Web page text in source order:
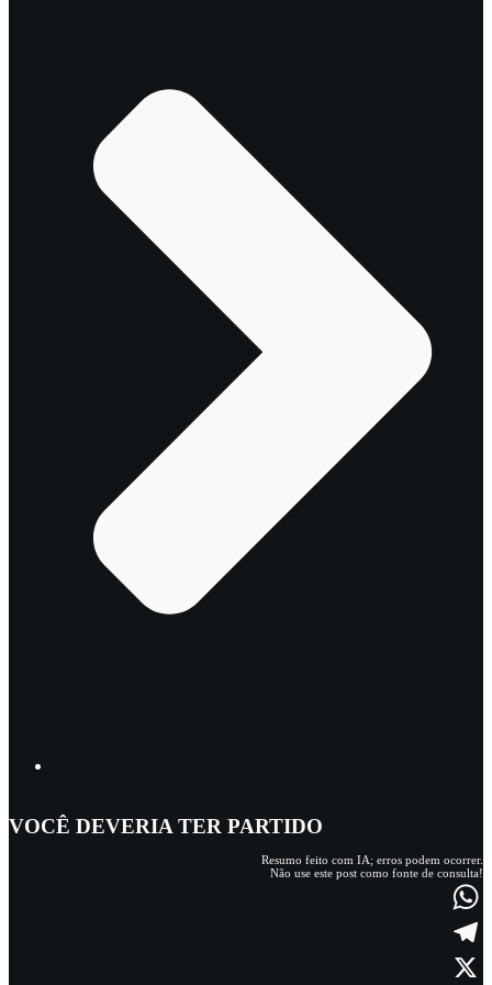
VOCÊ DEVERIA TER PARTIDO
Resumo feito com IA; erros podem ocorrer.
Não use este post como fonte de consulta!